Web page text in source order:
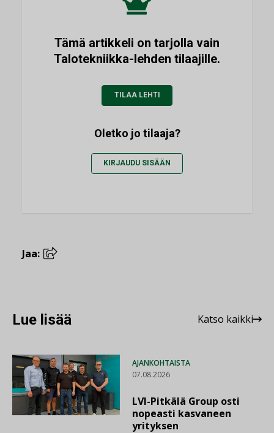
Tämä artikkeli on tarjolla vain
Talotekniikka-lehden tilaajille.
TILAA LEHTI
Oletko jo tilaaja?
KIRJAUDU SISÄÄN
Jaa:
Lue lisää Katso kaikki
AJANKOHTAISTA
07.08.2026
LVI-Pitkälä Group osti
nopeasti kasvaneen
yrityksen